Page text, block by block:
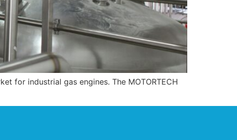
for industrial gas engines. The MOTORTECH